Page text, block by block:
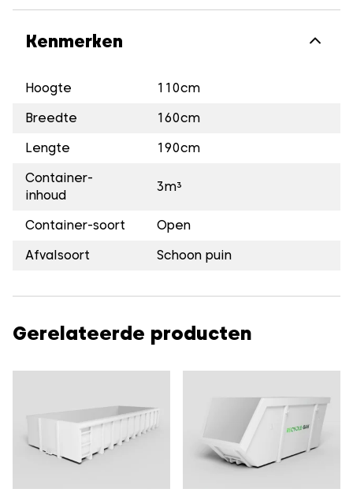
Kenmerken
Hoogte
110cm
Breedte
160cm
Lengte
190cm
Container-
inhoud
3m³
Container-soort
Open
Afvalsoort
Schoon puin
Gerelateerde producten